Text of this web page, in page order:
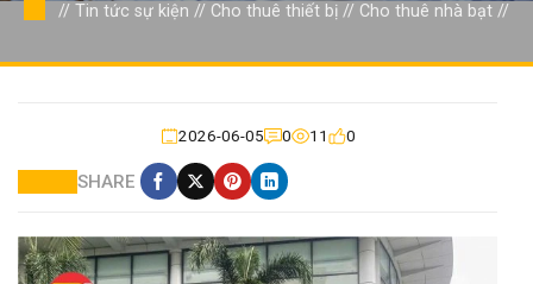
// Tin tức sự kiện // Cho thuê thiết bị // Cho thuê nhà bạt //
2026-06-05 0 11 0
SHARE